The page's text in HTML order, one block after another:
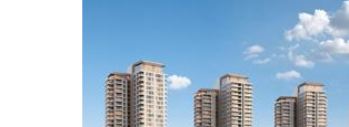
Esat BİNDESEN